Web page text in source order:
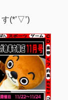
(*’▽’)